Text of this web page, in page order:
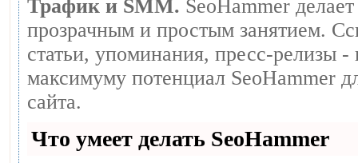
Трафик и SMM. SeoHammer
прозрачным и простым занятием.
статьи, упоминания, пресс-релизы -
максимуму потенциал SeoHammer
сайта.
Что умеет делать SeoHammer